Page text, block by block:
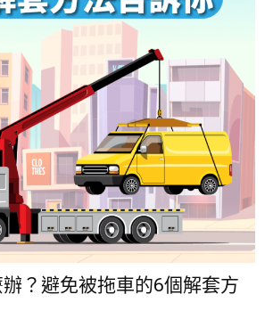
？避免被拖車的6個解套方